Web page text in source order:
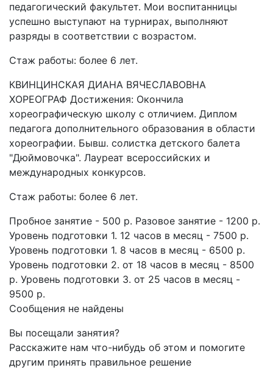
педагогический факультет. Мои воспитанницы
успешно выступают на турнирах, выполняют
разряды в соответствии с возрастом.
Стаж работы: более 6 лет.
КВИНЦИНСКАЯ ДИАНА ВЯЧЕСЛАВОВНА
ХОРЕОГРАФ Достижения: Окончила
хореографическую школу с отличием. Диплом
педагога дополнительного образования в области
хореографии. Бывш. солистка детского балета
"Дюймовочка". Лауреат всероссийских и
международных конкурсов.
Стаж работы: более 6 лет.
​Пробное занятие - ​500 р. Разовое занятие - ​1200 р.
Уровень подготовки 1. 12 часов в месяц - 7500 р.
Уровень подготовки 1. 8 часов в месяц - 6500 р.
Уровень подготовки 2. от 18 часов в месяц - ​8500
р. Уровень подготовки 3. от 25 часов в месяц - ​
9500 р.​
Сообщения не найдены
Вы посещали занятия?
Расскажите нам что-нибудь об этом и помогите
другим принять правильное решение